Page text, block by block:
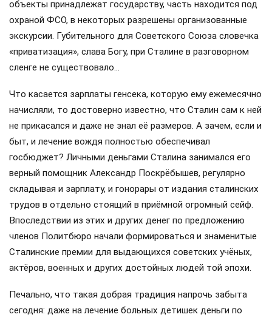
объекты принадлежат государству, часть находится под
охраной ФСО, в некоторых разрешены организованные
экскурсии. Губительного для Советского Союза словечка
«приватизация», слава Богу, при Сталине в разговорном
сленге не существовало…
Что касается зарплаты генсека, которую ему ежемесячно
начисляли, то достоверно известно, что Сталин сам к ней
не прикасался и даже не знал её размеров. А зачем, если и
быт, и лечение вождя полностью обеспечивал
госбюджет? Личными деньгами Сталина занимался его
верный помощник Александр Поскрёбышев, регулярно
складывая и зарплату, и гонорары от издания сталинских
трудов в отдельно стоящий в приёмной огромный сейф.
Впоследствии из этих и других денег по предложению
членов Политбюро начали формироваться и знаменитые
Сталинские премии для выдающихся советских учёных,
актёров, военных и других достойных людей той эпохи.
Печально, что такая добрая традиция напрочь забыта
сегодня: даже на лечение больных детишек деньги по